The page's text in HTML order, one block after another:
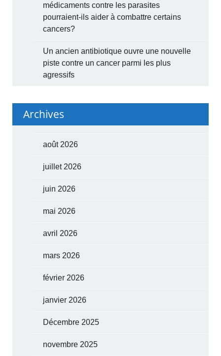
médicaments contre les parasites
pourraient-ils aider à combattre certains
cancers?
Un ancien antibiotique ouvre une nouvelle
piste contre un cancer parmi les plus
agressifs
Archives
août 2026
juillet 2026
juin 2026
mai 2026
avril 2026
mars 2026
février 2026
janvier 2026
Décembre 2025
novembre 2025